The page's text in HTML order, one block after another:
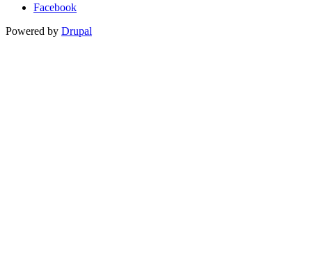
Facebook
Powered by Drupal